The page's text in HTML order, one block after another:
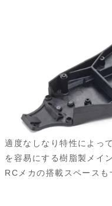
適度なしなり特性によっ
を容易にする樹脂製メイ
RCメカの搭載スペースも